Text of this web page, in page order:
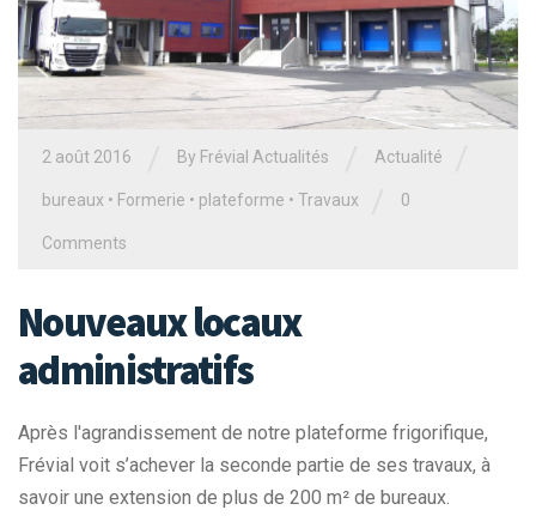
2 août 2016 By Frévial Actualités Actualité
bureaux • Formerie • plateforme • Travaux 0
Comments
Nouveaux locaux
administratifs
Après l'agrandissement de notre plateforme frigorifique,
Frévial voit s’achever la seconde partie de ses travaux, à
savoir une extension de plus de 200 m² de bureaux.